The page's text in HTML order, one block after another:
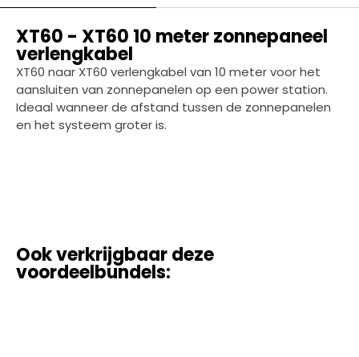
XT60 - XT60 10 meter zonnepaneel
verlengkabel
XT60 naar XT60 verlengkabel van 10 meter voor het
aansluiten van zonnepanelen op een power station.
Ideaal wanneer de afstand tussen de zonnepanelen
en het systeem groter is.
Ook verkrijgbaar deze
voordeelbundels: